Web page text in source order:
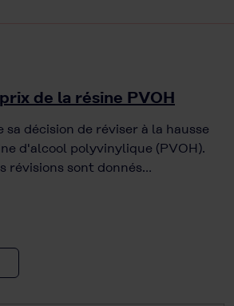
de la résine PVOH
sa décision de réviser à la hausse
d'alcool polyvinylique (PVOH).
révisions sont donnés…